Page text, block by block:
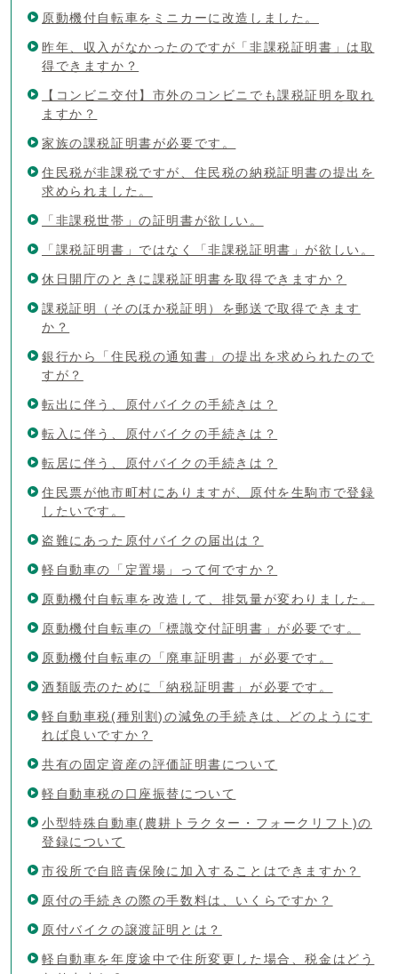
原動機付自転車をミニカーに改造しました。
昨年、収入がなかったのですが「非課税証明書」は取
得できますか？
【コンビニ交付】市外のコンビニでも課税証明を取れ
ますか？
家族の課税証明書が必要です。
住民税が非課税ですが、住民税の納税証明書の提出を
求められました。
「非課税世帯」の証明書が欲しい。
「課税証明書」ではなく「非課税証明書」が欲しい。
休日開庁のときに課税証明書を取得できますか？
課税証明（そのほか税証明）を郵送で取得できます
か？
銀行から「住民税の通知書」の提出を求められたので
すが？
転出に伴う、原付バイクの手続きは？
転入に伴う、原付バイクの手続きは？
転居に伴う、原付バイクの手続きは？
住民票が他市町村にありますが、原付を生駒市で登録
したいです。
盗難にあった原付バイクの届出は？
軽自動車の「定置場」って何ですか？
原動機付自転車を改造して、排気量が変わりました。
原動機付自転車の「標識交付証明書」が必要です。
原動機付自転車の「廃車証明書」が必要です。
酒類販売のために「納税証明書」が必要です。
軽自動車税(種別割)の減免の手続きは、どのようにす
れば良いですか？
共有の固定資産の評価証明書について
軽自動車税の口座振替について
小型特殊自動車(農耕トラクター・フォークリフト)の
登録について
市役所で自賠責保険に加入することはできますか？
原付の手続きの際の手数料は、いくらですか？
原付バイクの譲渡証明とは？
軽自動車を年度途中で住所変更した場合、税金はどう